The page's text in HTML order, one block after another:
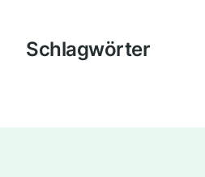
Schlagwörter